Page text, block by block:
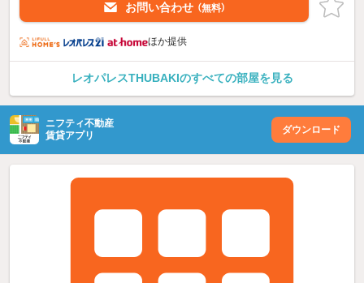
お問い合わせ （無料）
ほか提供
レオパレスTHUBAKIのすべての部屋を見る
ニフティ不動産
賃貸アプリ
ダウンロード